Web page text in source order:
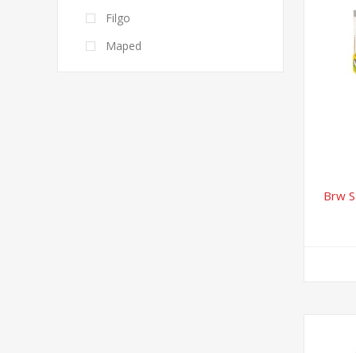
Brw
Filgo
Maped